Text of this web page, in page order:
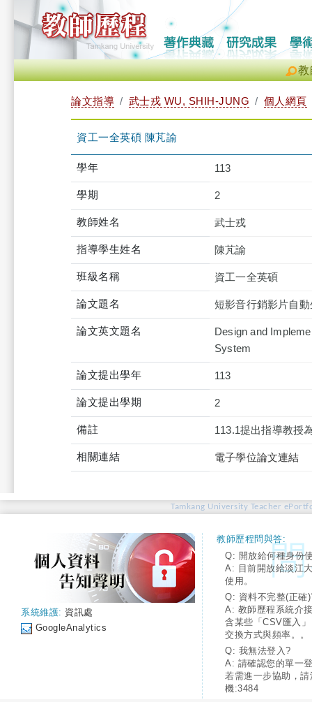
教
論文指導 武士戎 WU, SHIH-JUNG 個人網頁
資工一全英碩 陳芃諭
學年 113
學期 2
教師姓名 武士戎
指導學生姓名 陳芃諭
班級名稱 資工一全英碩
論文題名 短影音行銷影片自
論文英文題名
Design and
System
論文提出學年 113
論文提出學期 2
備註 113.1提出指導教授
相關連結 電子學位論文連結
Tamkang University Teacher
系統維護: 資訊處
GoogleAnalytics
教師歷程問與答:
Q: 開放給何種身份
A: 目前開放給淡江
使用。
Q: 資料不完整(正確
A: 教師歷程系統介
含某些「CSV匯入
交換方式與頻率。。
Q: 我無法登入?
A: 請確認您的單一
若需進一步協助，
機:3484